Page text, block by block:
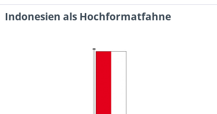
Indonesien als Hochformatfahne